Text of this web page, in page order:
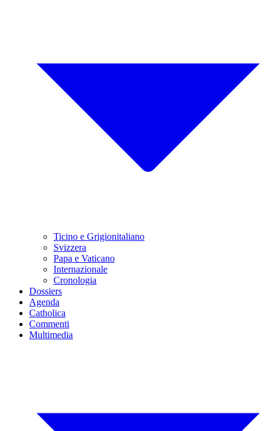
Ticino e Grigionitaliano
Svizzera
Papa e Vaticano
Internazionale
Cronologia
Dossiers
Agenda
Catholica
Commenti
Multimedia